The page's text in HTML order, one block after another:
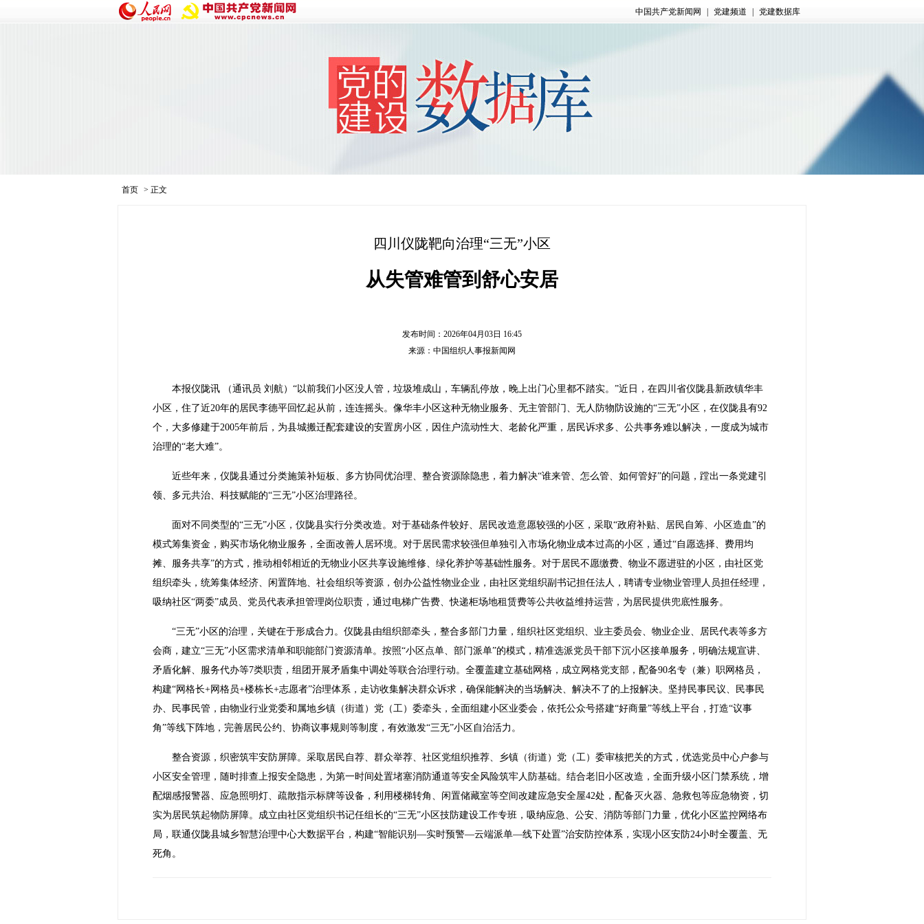
中国共产党新闻网 党建频道 党建数据库
首页 > 正文
四川仪陇靶向治理“三无”小区
从失管难管到舒心安居
发布时间：2026年04月03日 16:45
来源：中国组织人事报新闻网
本报仪陇讯 （通讯员 刘航）“以前我们小区没人管，垃圾堆成山，车辆乱停放，晚上出门心里都不踏实。”近日，在四川省仪陇县新政镇华丰
小区，住了近20年的居民李德平回忆起从前，连连摇头。像华丰小区这种无物业服务、无主管部门、无人防物防设施的“三无”小区，在仪陇县有92
个，大多修建于2005年前后，为县城搬迁配套建设的安置房小区，因住户流动性大、老龄化严重，居民诉求多、公共事务难以解决，一度成为城市
治理的“老大难”。
近些年来，仪陇县通过分类施策补短板、多方协同优治理、整合资源除隐患，着力解决“谁来管、怎么管、如何管好”的问题，蹚出一条党建引
领、多元共治、科技赋能的“三无”小区治理路径。
面对不同类型的“三无”小区，仪陇县实行分类改造。对于基础条件较好、居民改造意愿较强的小区，采取“政府补贴、居民自筹、小区造血”的
模式筹集资金，购买市场化物业服务，全面改善人居环境。对于居民需求较强但单独引入市场化物业成本过高的小区，通过“自愿选择、费用均
摊、服务共享”的方式，推动相邻相近的无物业小区共享设施维修、绿化养护等基础性服务。对于居民不愿缴费、物业不愿进驻的小区，由社区党
组织牵头，统筹集体经济、闲置阵地、社会组织等资源，创办公益性物业企业，由社区党组织副书记担任法人，聘请专业物业管理人员担任经理，
吸纳社区“两委”成员、党员代表承担管理岗位职责，通过电梯广告费、快递柜场地租赁费等公共收益维持运营，为居民提供兜底性服务。
“三无”小区的治理，关键在于形成合力。仪陇县由组织部牵头，整合多部门力量，组织社区党组织、业主委员会、物业企业、居民代表等多方
会商，建立“三无”小区需求清单和职能部门资源清单。按照“小区点单、部门派单”的模式，精准选派党员干部下沉小区接单服务，明确法规宣讲、
矛盾化解、服务代办等7类职责，组团开展矛盾集中调处等联合治理行动。全覆盖建立基础网格，成立网格党支部，配备90名专（兼）职网格员，
构建“网格长+网格员+楼栋长+志愿者”治理体系，走访收集解决群众诉求，确保能解决的当场解决、解决不了的上报解决。坚持民事民议、民事民
办、民事民管，由物业行业党委和属地乡镇（街道）党（工）委牵头，全面组建小区业委会，依托公众号搭建“好商量”等线上平台，打造“议事
角”等线下阵地，完善居民公约、协商议事规则等制度，有效激发“三无”小区自治活力。
整合资源，织密筑牢安防屏障。采取居民自荐、群众举荐、社区党组织推荐、乡镇（街道）党（工）委审核把关的方式，优选党员中心户参与
小区安全管理，随时排查上报安全隐患，为第一时间处置堵塞消防通道等安全风险筑牢人防基础。结合老旧小区改造，全面升级小区门禁系统，增
配烟感报警器、应急照明灯、疏散指示标牌等设备，利用楼梯转角、闲置储藏室等空间改建应急安全屋42处，配备灭火器、急救包等应急物资，切
实为居民筑起物防屏障。成立由社区党组织书记任组长的“三无”小区技防建设工作专班，吸纳应急、公安、消防等部门力量，优化小区监控网络布
局，联通仪陇县城乡智慧治理中心大数据平台，构建“智能识别—实时预警—云端派单—线下处置”治安防控体系，实现小区安防24小时全覆盖、无
死角。